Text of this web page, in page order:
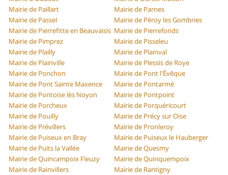
Mairie de Paillart
Mairie de Parnes
Mairie de Passel
Mairie de Péroy les Gombries
Mairie de Pierrefitte en Beauvaisis Mairie de Pierrefonds
Mairie de Pimprez
Mairie de Pisseleu
Mairie de Plailly
Mairie de Plainval
Mairie de Plainville
Mairie de Plessis de Roye
Mairie de Ponchon
Mairie de Pont l'Évêque
Mairie de Pont Sainte Maxence
Mairie de Pontarmé
Mairie de Pontoise lès Noyon
Mairie de Pontpoint
Mairie de Porcheux
Mairie de Porquéricourt
Mairie de Pouilly
Mairie de Précy sur Oise
Mairie de Prévillers
Mairie de Pronleroy
Mairie de Puiseux en Bray
Mairie de Puiseux le Hauberger
Mairie de Puits la Vallée
Mairie de Quesmy
Mairie de Quincampoix Fleuzy
Mairie de Quinquempoix
Mairie de Rainvillers
Mairie de Rantigny